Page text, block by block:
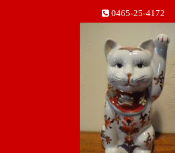
0465-25-4172